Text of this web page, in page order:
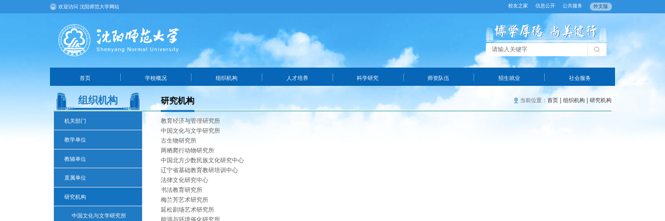
欢迎访问 沈阳师范大学网站 校友之家 信息公开 公共服务 外文版
首页 学校概况 组织机构 人才培养 科学研究 师资队伍 招生就业 社会服务
组织机构
机关部门
教学单位
教辅单位
直属单位
研究机构
中国文化与文学研究所
当前位置：首页 组织机构 研究机构
研究机构
教育经济与管理研究所
中国文化与文学研究所
古生物研究所
两栖爬行动物研究所
中国北方少数民族文化研究中心
辽宁省基础教育教研培训中心
法律文化研究中心
书法教育研究所
梅兰芳艺术研究所
延松剧场艺术研究所
能源与环境催化研究所